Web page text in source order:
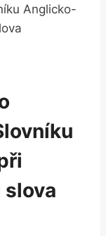
Anglicko-
slova